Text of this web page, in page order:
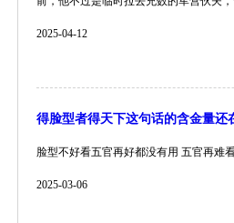
2025-04-12
得脸型者得天下这句话的含金量还
脸型不好看五官再好都没有用 五官再难
2025-03-06